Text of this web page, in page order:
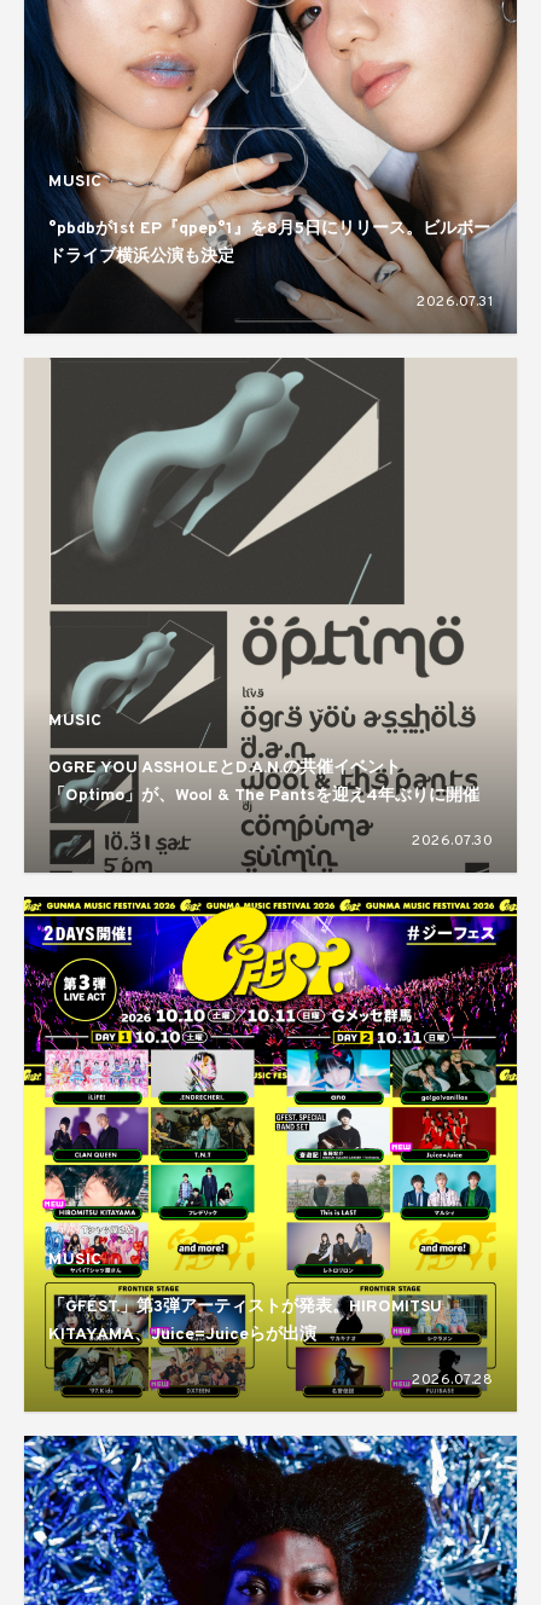
MUSIC
°pbdbが1st EP『qpep°1』を8月5日にリリース。ビルボー
ドライブ横浜公演も決定
2026.07.31
MUSIC
OGRE YOU ASSHOLEとD.A.N.の共催イベント
「Optimo」が、Wool & The Pantsを迎え4年ぶりに開催
2026.07.30
MUSIC
「GFEST.」第3弾アーティストが発表。HIROMITSU
KITAYAMA、Juice=Juiceらが出演
2026.07.28